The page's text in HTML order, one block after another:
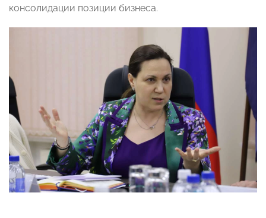
консолидации позиции бизнеса.